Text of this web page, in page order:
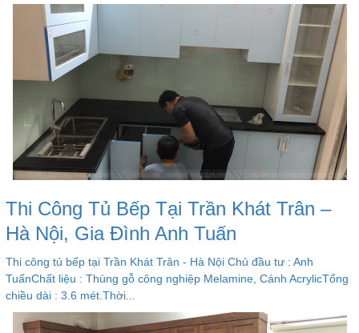
Thi Công Tủ Bếp Tại Trần Khát Trân –
Hà Nội, Gia Đình Anh Tuấn
Thi công tủ bếp tại Trần Khát Trân - Hà Nội Chủ đầu tư : Anh
TuấnChất liệu : Thùng gỗ công nghiệp Melamine, Cánh AcrylicTổng
chiều dài : 3.6 mét.Thời...